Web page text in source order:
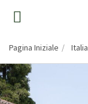
Pagina Iniziale Italia